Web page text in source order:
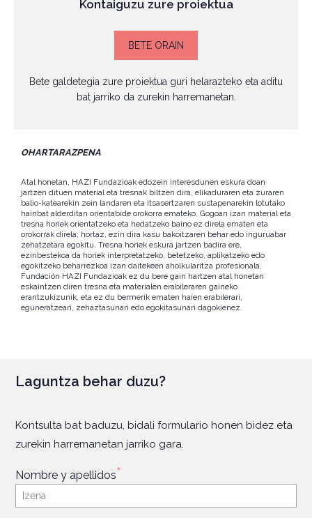
Kontaiguzu zure proiektua
BETE ORAIN
Bete galdetegia zure proiektua guri helarazteko eta aditu
bat jarriko da zurekin harremanetan.
OHARTARAZPENA
Atal honetan, HAZI Fundazioak edozein interesdunen eskura doan
jartzen dituen material eta tresnak biltzen dira, elikaduraren eta zuraren
balio-katearekin zein landaren eta itsasertzaren sustapenarekin lotutako
hainbat alderditan orientabide orokorra emateko. Gogoan izan material eta
tresna horiek orientatzeko eta hedatzeko baino ez direla ematen eta
orokorrak direla; hortaz, ezin dira kasu bakoitzaren behar edo inguruabar
zehatzetara egokitu. Tresna horiek eskura jartzen badira ere,
ezinbestekoa da horiek interpretatzeko, betetzeko, aplikatzeko edo
egokitzeko beharrezkoa izan daitekeen aholkularitza profesionala.
Fundación HAZI Fundazioak ez du bere gain hartzen atal honetan
eskaintzen diren tresna eta materialen erabileraren gaineko
erantzukizunik, eta ez du bermerik ematen haien erabilerari,
eguneratzeari, zehaztasunari edo egokitasunari dagokienez.
Laguntza behar duzu?
Kontsulta bat baduzu, bidali formulario honen bidez eta
zurekin harremanetan jarriko gara.
Nombre y apellidos*